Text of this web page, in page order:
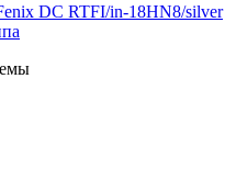
DC RTFI/in-18HN8/silver